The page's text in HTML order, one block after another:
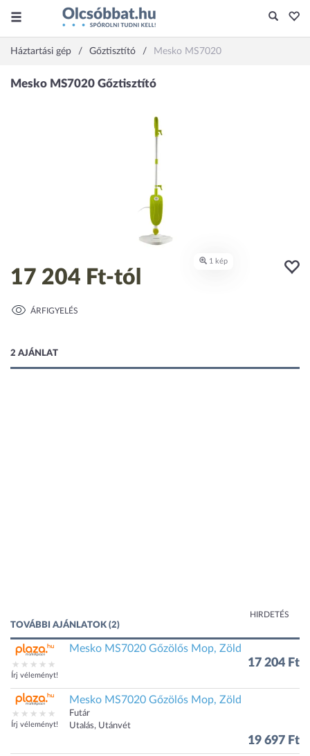
Háztartási gép Gőztisztító Mesko MS7020
17 204 Ft-tól
ÁRFIGYELÉS
2 AJÁNLAT
HIRDETÉS
TOVÁBBI AJÁNLATOK (2)
Írj véleményt!
Mesko MS7020 Gőzölős Mop, Zöld
17 204 Ft
Írj véleményt!
Mesko MS7020 Gőzölős Mop, Zöld
Futár
Utalás, Utánvét
19 697 Ft